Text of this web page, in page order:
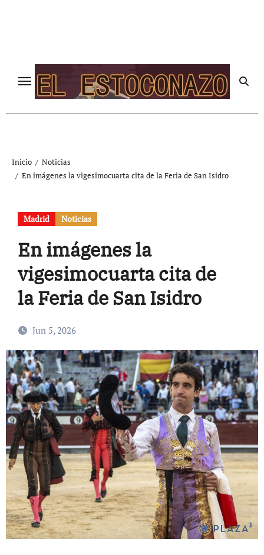
Inicio
Noticias
En imágenes la vigesimocuarta cita de la Feria de San Isidro
Madrid Noticias
En imágenes la
vigesimocuarta cita de
la Feria de San Isidro
Jun 5, 2026